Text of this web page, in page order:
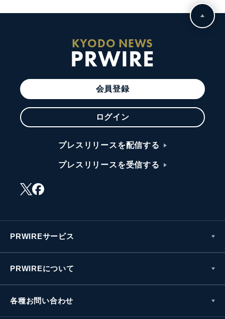
KYODO NEWS
PRWIRE
会員登録
ログイン
プレスリリースを配信する
プレスリリースを受信する
PRWIREサービス
PRWIREについて
各種お問い合わせ